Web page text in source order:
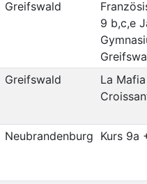
Greifswald
9 b,c,e
Greifswald
La
Neubrandenburg Kurs 9a